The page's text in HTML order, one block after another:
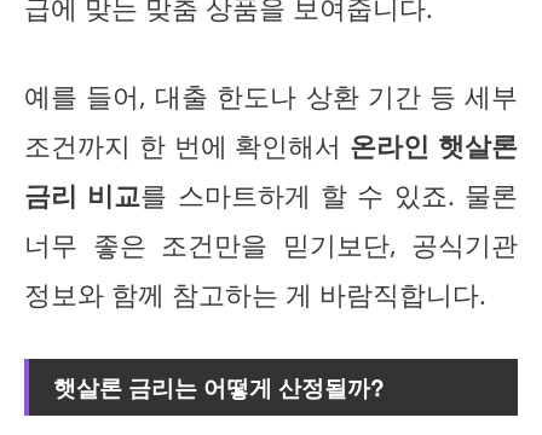
급에 맞는 맞춤 상품을 보여줍니다.
예를 들어, 대출 한도나 상환 기간 등 세부
조건까지 한 번에 확인해서 온라인 햇살론
금리 비교를 스마트하게 할 수 있죠. 물론
너무 좋은 조건만을 믿기보단, 공식기관
정보와 함께 참고하는 게 바람직합니다.
햇살론 금리는 어떻게 산정될까?